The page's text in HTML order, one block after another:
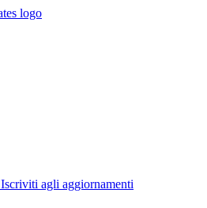
Iscriviti agli aggiornamenti